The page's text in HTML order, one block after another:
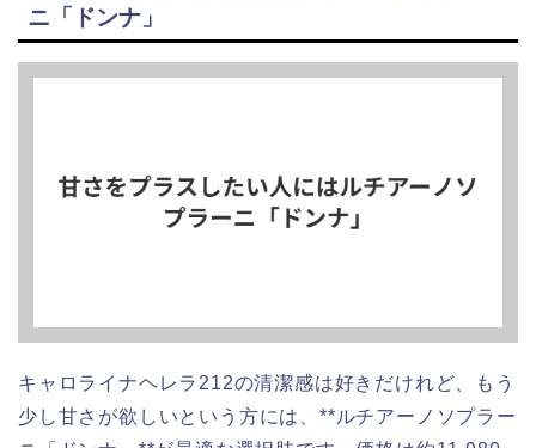
ニ「ドンナ」
キャロライナヘレラ212の清潔感は好きだけれど、もう
少し甘さが欲しいという方には、**ルチアーノソプラー